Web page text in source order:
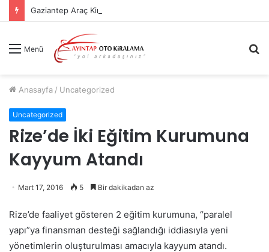
Gaziantep Araç Kiralama Sık Sorulan Sorular
Menü
Anasayfa / Uncategorized
Uncategorized
Rize’de İki Eğitim Kurumuna
Kayyum Atandı
Mart 17, 2016 5 Bir dakikadan az
Rize’de faaliyet gösteren 2 eğitim kurumuna, “paralel
yapı”ya finansman desteği sağlandığı iddiasıyla yeni
yönetimlerin oluşturulması amacıyla kayyum atandı.